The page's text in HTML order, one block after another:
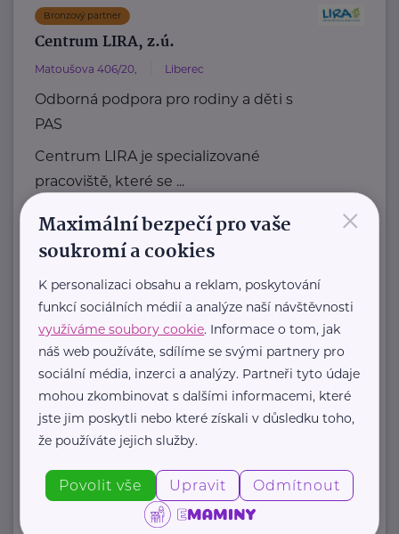
Bronzový partner
Centrum LIRA, z.ú.
Matoušova 406/20, Liberec
Odborná podpora pro rodiny a děti s
PAS
Centrum LIRA je specializované
pracoviště, které se ...
https://centrumlira.cz/
+420 724 400 832
Dotkni se křídel z.s.
Jívka 216 Jívka
Dotkni se křídel z.
s.
je nezisková organizace zaměřená na
falcony terapii, environmentální
vzdělávání ...
×
Maximální bezpečí pro vaše
soukromí a cookies
K personalizaci obsahu a reklam, poskytování
funkcí sociálních médií a analýze naší návštěvnosti
využíváme soubory cookie. Informace o tom, jak
náš web používáte, sdílíme se svými partnery pro
sociální média, inzerci a analýzy. Partneři tyto údaje
mohou zkombinovat s dalšími informacemi, které
jste jim poskytli nebo které získali v důsledku toho,
že používáte jejich služby.
Povolit vše Upravit Odmítnout